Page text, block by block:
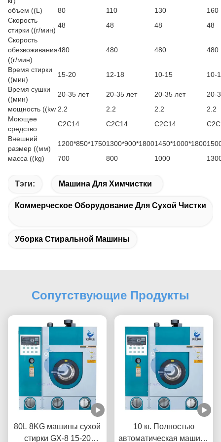
объем ((L)
80 110 130
160
Скорость
стирки ((r/мин)
48 48 48
48
Скорость
обезвоживания
((r/мин)
480 480 480 480
Время стирки
((мин)
15-20 12-18 10-15
10-
Время сушки
((мин)
20-35 лет 20-35 лет 20-35 лет
20-
мощность ((kw 2.2 2.2 2.2
2.2
Моющее
средство
C2C14 C2C14 C2C14
Внешний
размер ((мм)
1200*850*17501300*900*18001450*1000*1800
масса ((kg)
700 800 1000
Тэги: Машина Для Химчистки
Коммерческое Оборудование Для Сухой Чистки
Уборка Стиральной Машины
Сопутствующие Продукты
80L 8KG машины сухой
стирки GX-8 15-20
10 кг. Полностью
автоматическая машина